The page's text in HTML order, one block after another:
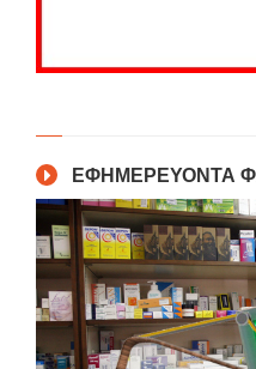
ΕΦΗΜΕΡΕΥΟΝΤΑ